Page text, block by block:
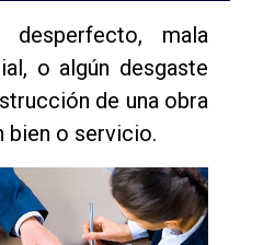
desperfecto, mala
o algún desgaste
de una obra
bien o servicio.